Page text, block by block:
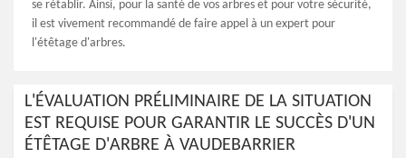
se rétablir. Ainsi, pour la santé de vos arbres et pour votre sécurité,
il est vivement recommandé de faire appel à un expert pour
l'étêtage d'arbres.
L'ÉVALUATION PRÉLIMINAIRE DE LA SITUATION
EST REQUISE POUR GARANTIR LE SUCCÈS D'UN
ÉTÊTAGE D'ARBRE À VAUDEBARRIER